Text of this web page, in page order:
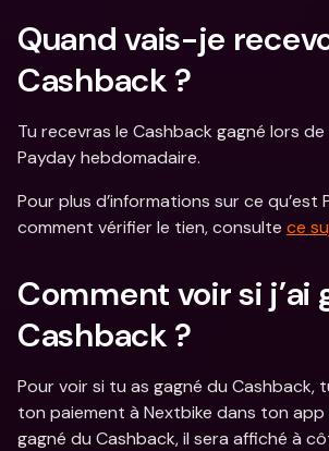
Quand vais-je
Cashback ?
Tu recevras le Cashback gagné lors
Payday hebdomadaire.
Pour plus d’informations sur ce qu’est
comment vérifier le tien, consulte ce
Comment voir si j’ai
Cashback ?
Pour voir si tu as gagné du Cashback,
ton paiement à Nextbike dans ton app
gagné du Cashback, il sera affiché à